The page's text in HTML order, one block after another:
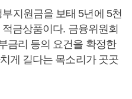
지원금을 보태 5년에 5천
금상품이다. 금융위원회
금리 등의 요건을 확정한
게 길다는 목소리가 곳곳